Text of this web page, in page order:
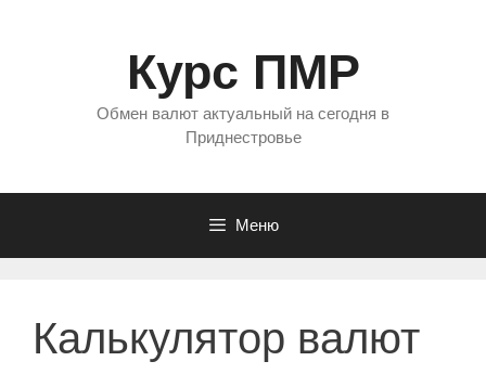
Курс ПМР
Обмен валют актуальный на сегодня в
Приднестровье
Меню
Калькулятор валют